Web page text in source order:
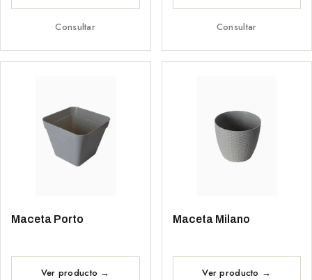
Consultar Consultar
Maceta Porto Maceta Milano